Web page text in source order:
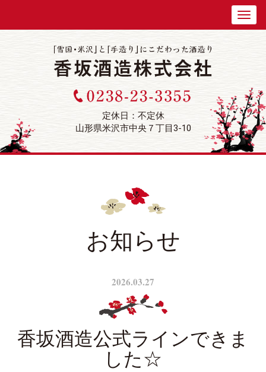
定休日：不定休
山形県米沢市中央７丁目3-10
お知らせ
2026.03.27
香坂酒造公式ラインできま
した☆